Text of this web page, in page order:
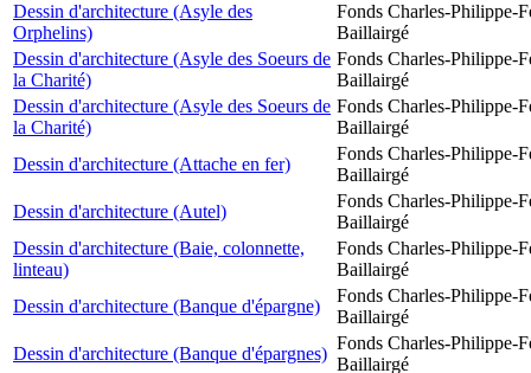
Dessin d'architecture (Asyle des
Orphelins)
Fonds Charles-Philippe-
Baillairgé
Dessin d'architecture (Asyle des Soeurs de
la Charité)
Fonds Charles-Philippe-
Baillairgé
Dessin d'architecture (Asyle des Soeurs de
la Charité)
Fonds Charles-Philippe-
Baillairgé
Dessin d'architecture (Attache en fer)
Fonds Charles-Philippe-
Baillairgé
Dessin d'architecture (Autel)
Fonds Charles-Philippe-
Baillairgé
Dessin d'architecture (Baie, colonnette,
linteau)
Fonds Charles-Philippe-
Baillairgé
Dessin d'architecture (Banque d'épargne)
Fonds Charles-Philippe-
Baillairgé
Dessin d'architecture (Banque d'épargnes)
Fonds Charles-Philippe-
Baillairgé